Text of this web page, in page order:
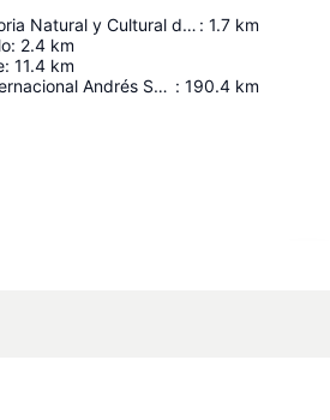
Museo de Historia Natural y Cultural del Desierto de Atacama : 1.7 km
: 2.4 km
: 11.4 km
Aeropuerto Internacional Andrés Sabella : 190.4 km